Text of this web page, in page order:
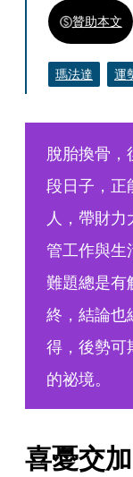
贊助本文
瑪法達 運
脫胎換骨，
段日子，正
人，帶財
管工作與生
難題總是有
終，結論也
得，後勢可
的祕境。
喜憂交